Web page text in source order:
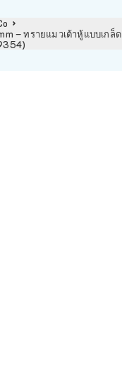
– ทรายแมวเต้าหู้แบบเกล็ด